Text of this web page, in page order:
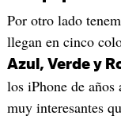
Por otro lado
llegan en cinco
Azul, Verde y
los iPhone de
muy interesantes